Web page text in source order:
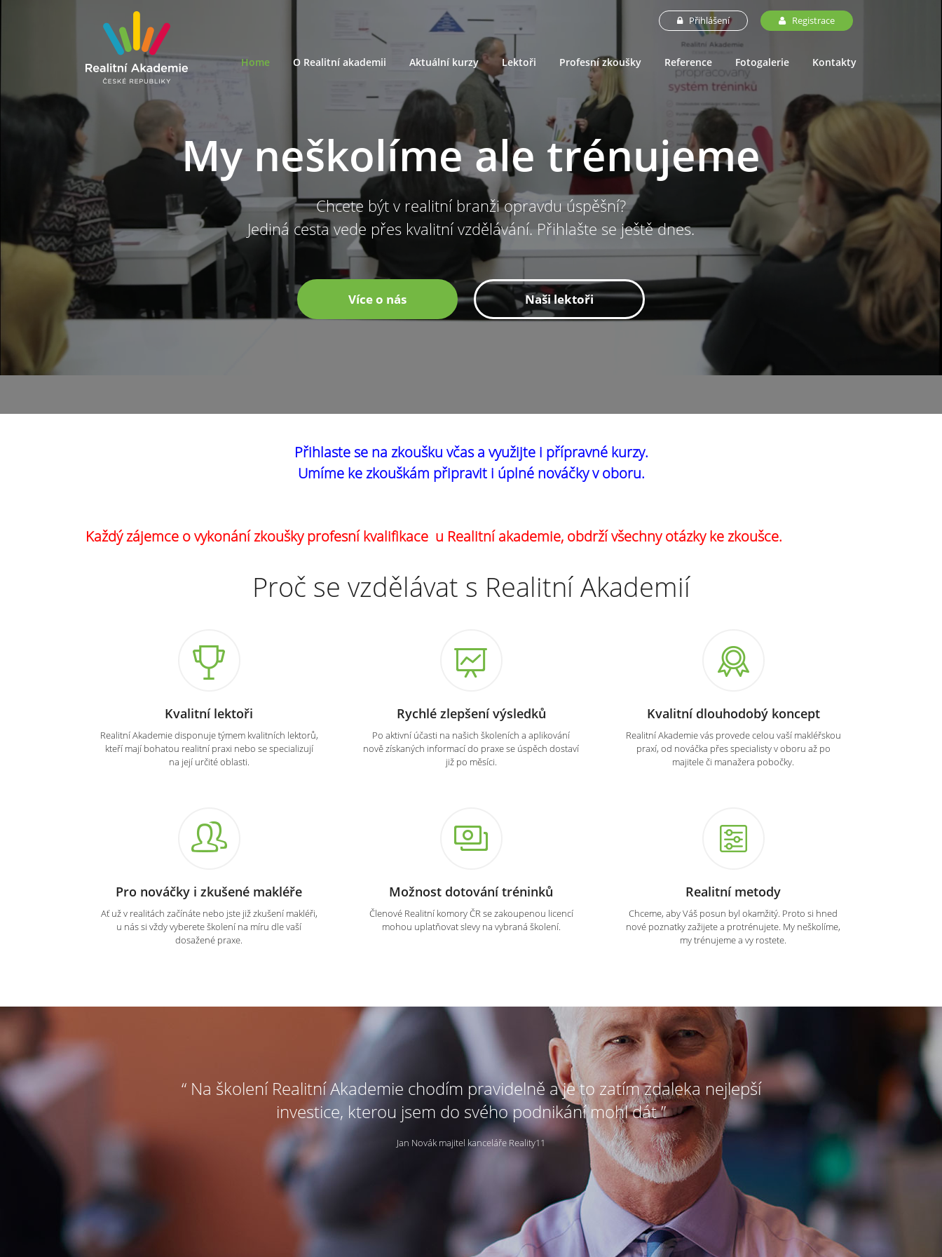
Přihlášení Registrace
Home O Realitní akademii Aktuální kurzy Lektoři Profesní zkoušky Reference Fotogalerie Kontakty
My neškolíme ale trénujeme
Chcete být v realitní branži opravdu úspěšní?
Jediná cesta vede přes kvalitní vzdělávání. Přihlašte se ještě dnes.
Více o nás Naši lektoři
Přihlaste se na zkoušku včas a využijte i přípravné kurzy.
Umíme ke zkouškám připravit i úplné nováčky v oboru.
Každý zájemce o vykonání zkoušky profesní kvalifikace u Realitní akademie, obdrží všechny otázky ke zkoušce.
Proč se vzdělávat s Realitní Akademií
Kvalitní lektoři
Realitní Akademie disponuje týmem kvalitních lektorů,
kteří mají bohatou realitní praxi nebo se specializují
na její určité oblasti.
Rychlé zlepšení výsledků
Po aktivní účasti na našich školeních a aplikování
nově získaných informací do praxe se úspěch dostaví
již po měsíci.
Kvalitní dlouhodobý koncept
Realitní Akademie vás provede celou vaší makléřskou
praxí, od nováčka přes specialisty v oboru až po
majitele či manažera pobočky.
Pro nováčky i zkušené makléře
Ať už v realitách začínáte nebo jste již zkušení makléři,
u nás si vždy vyberete školení na míru dle vaší
dosažené praxe.
Možnost dotování tréninků
Členové Realitní komory ČR se zakoupenou licencí
mohou uplatňovat slevy na vybraná školení.
Realitní metody
Chceme, aby Váš posun byl okamžitý. Proto si hned
nové poznatky zažijete a protrénujete. My neškolíme,
my trénujeme a vy rostete.
“ Na školení Realitní Akademie chodím pravidelně a je to zatím zdaleka nejlepší
investice, kterou jsem do svého podnikání mohl dát ”
Jan Novák majitel kanceláře Reality11